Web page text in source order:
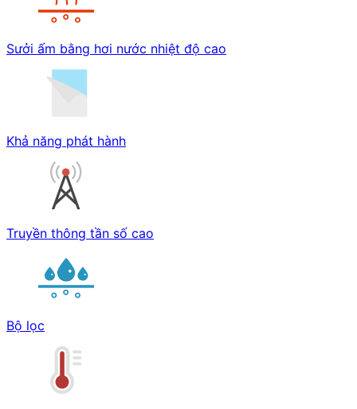
Sưởi ấm bằng hơi nước nhiệt độ cao
Khả năng phát hành
Truyền thông tần số cao
Bộ lọc